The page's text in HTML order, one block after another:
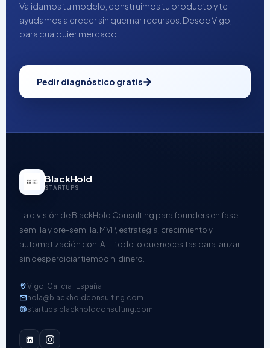
Validamos tu modelo, construimos tu producto y te
ayudamos a crecer sin quemar recursos. Desde Vigo,
para cualquier mercado.
Pedir diagnóstico gratis
BlackHold
STARTUPS
La división de BlackHold Consulting para founders en fase
semilla y pre-semilla. MVP, estrategia, crecimiento y
automatización con IA — todo lo que necesitas para lanzar
sin desperdiciar tiempo ni dinero.
Vigo, Galicia · España
hola@blackholdconsulting.com
startups.blackholdconsulting.com